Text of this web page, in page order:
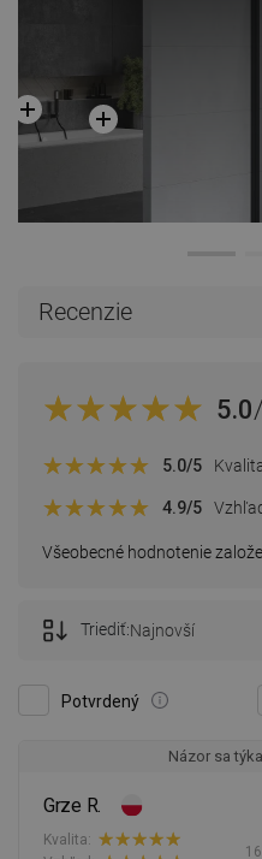
Recenzie
5.0
Všeobecné hodnotenie
5.0/5
4.9/5
Potvrdený
Triediť:Najnovší
Názor sa
Grze R.
Kvalita: